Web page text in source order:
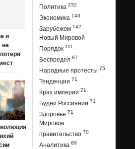
и
на
Политика 232
Экономика 143
Зарубежом 142
Новый Мировой
Порядок 111
Беспредел 87
Народные протесты 75
Тенденции 71
Крах империи 71
Будни Россиянии 71
Здоровье 71
Мировое
правительство 70
Аналитика 69